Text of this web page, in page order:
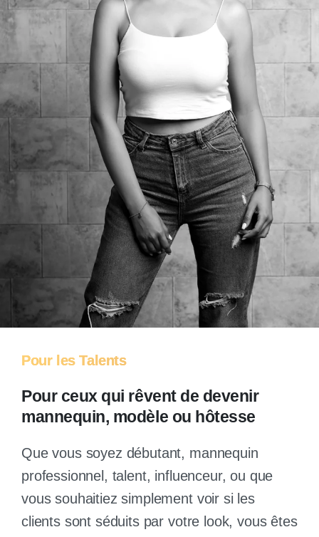
Pour les Talents
Pour ceux qui rêvent de devenir
mannequin, modèle ou hôtesse
Que vous soyez débutant, mannequin
professionnel, talent, influenceur, ou que
vous souhaitiez simplement voir si les
clients sont séduits par votre look, vous êtes